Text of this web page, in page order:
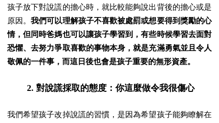
孩子放下對說謊的擔心時，就比較能夠說出背後的擔心或是
原因。我們可以理解孩子不喜歡被處罰或想要得到獎勵的心
情，但同時爸媽也可以讓孩子學習到，有些時候學習去面對
恐懼、去努力爭取喜歡的事物本身，就是充滿勇氣並且令人
敬佩的一件事，而這日後也會是孩子重要的無形資產。
2. 對說謊採取的態度：你這麼做令我很傷心
我們希望孩子改掉說謊的習慣，是因為希望孩子能夠瞭解在